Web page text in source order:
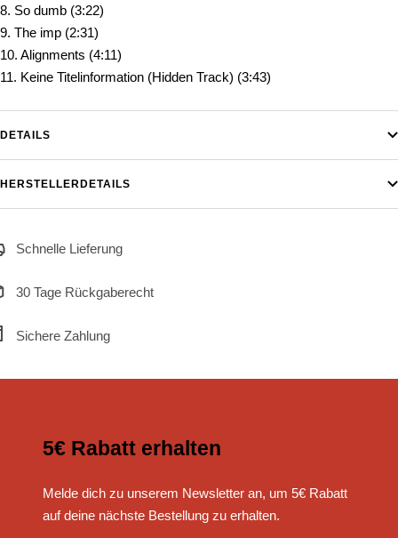
8. So dumb (3:22)
9. The imp (2:31)
10. Alignments (4:11)
11. Keine Titelinformation (Hidden Track) (3:43)
DETAILS
HERSTELLERDETAILS
Schnelle Lieferung
30 Tage Rückgaberecht
Sichere Zahlung
5€ Rabatt erhalten
Melde dich zu unserem Newsletter an, um 5€ Rabatt
auf deine nächste Bestellung zu erhalten.